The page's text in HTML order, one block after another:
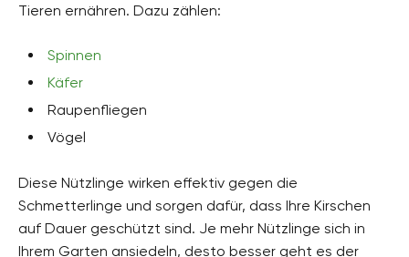
Tieren ernähren. Dazu zählen:
Spinnen
Käfer
Raupenfliegen
Vögel
Diese Nützlinge wirken effektiv gegen die
Schmetterlinge und sorgen dafür, dass Ihre Kirschen
auf Dauer geschützt sind. Je mehr Nützlinge sich in
Ihrem Garten ansiedeln, desto besser geht es der